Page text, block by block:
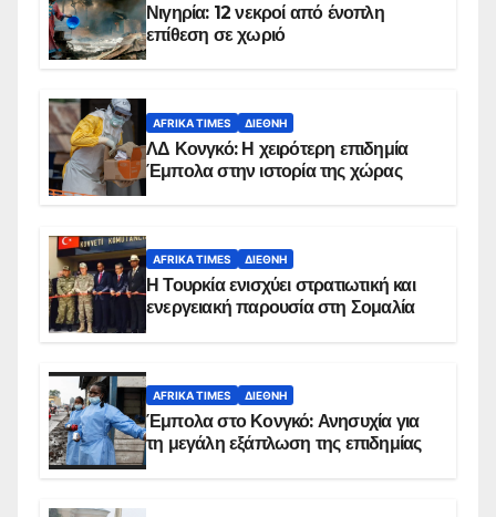
Νιγηρία: 12 νεκροί από ένοπλη
επίθεση σε χωριό
AFRIKA TIMES ΔΙΕΘΝΉ
ΛΔ Κονγκό: Η χειρότερη επιδημία
Έμπολα στην ιστορία της χώρας
AFRIKA TIMES ΔΙΕΘΝΉ
Η Τουρκία ενισχύει στρατιωτική και
ενεργειακή παρουσία στη Σομαλία
AFRIKA TIMES ΔΙΕΘΝΉ
Έμπολα στο Κονγκό: Ανησυχία για
τη μεγάλη εξάπλωση της επιδημίας